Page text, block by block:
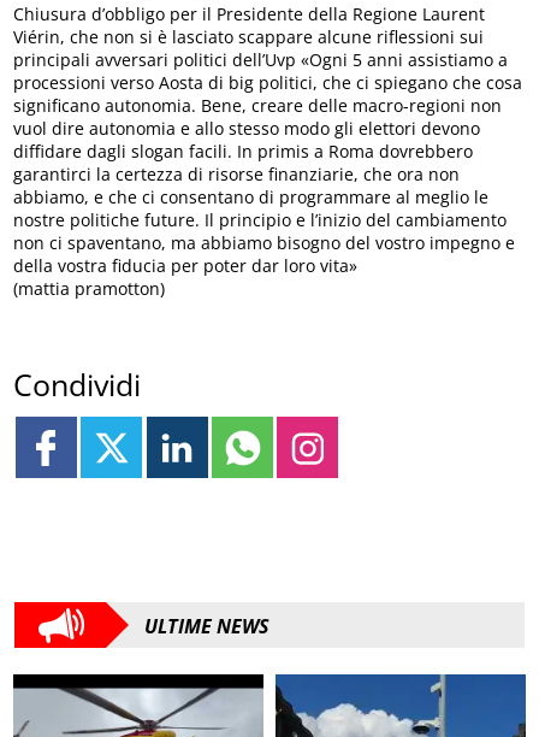
Chiusura d’obbligo per il Presidente della Regione Laurent
Viérin, che non si è lasciato scappare alcune riflessioni sui
principali avversari politici dell’Uvp «Ogni 5 anni assistiamo a
processioni verso Aosta di big politici, che ci spiegano che cosa
significano autonomia. Bene, creare delle macro-regioni non
vuol dire autonomia e allo stesso modo gli elettori devono
diffidare dagli slogan facili. In primis a Roma dovrebbero
garantirci la certezza di risorse finanziarie, che ora non
abbiamo, e che ci consentano di programmare al meglio le
nostre politiche future. Il principio e l’inizio del cambiamento
non ci spaventano, ma abbiamo bisogno del vostro impegno e
della vostra fiducia per poter dar loro vita»
(mattia pramotton)
Condividi
ULTIME NEWS